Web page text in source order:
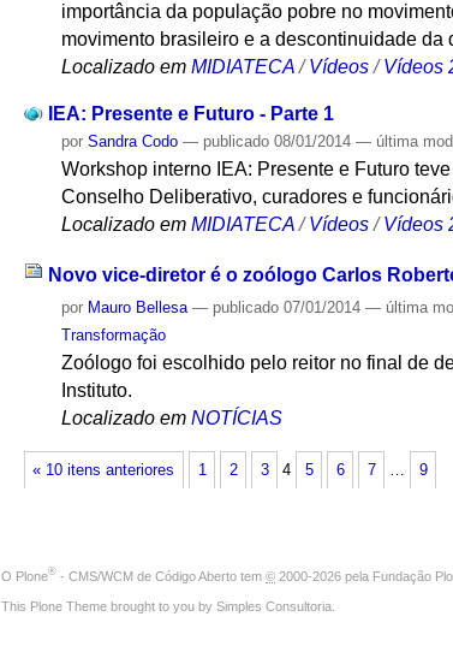
importância da população pobre no
movimento brasileiro e a descontinuidade da
Localizado em MIDIATECA /Vídeos /Vídeos
IEA: Presente e Futuro - Parte 1
porSandra Codo — publicado 08/01/2014— última
Workshop interno IEA: Presente e Futuro
Conselho Deliberativo, curadores e
Localizado em MIDIATECA /Vídeos /Vídeos
Novo vice-diretor é o zoólogo Carlos
por Mauro Bellesa — publicado 07/01/2014— última
Transformação
Zoólogo foi escolhido pelo reitor no final de
Instituto.
Localizado em NOTÍCIAS
« 10 itens anteriores 1 2 3 4 5 6 7 9
O Plone® - CMS/WCM de Código Aberto tem © 2000-2026 pela Fundação
This Plone Theme brought to you by Simples Consultoria